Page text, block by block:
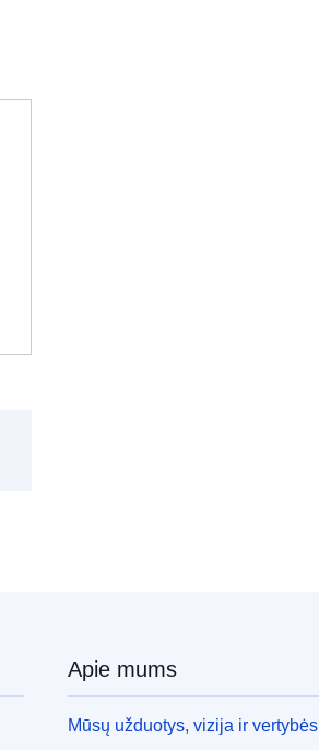
Apie mums
Mūsų užduotys, vizija ir vertybės